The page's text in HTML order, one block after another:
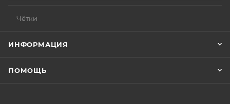
Чётки
ИНФОРМАЦИЯ
ПОМОЩЬ